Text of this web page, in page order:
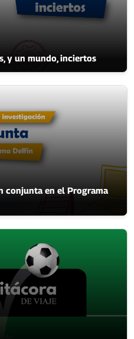
y un mundo, inciertos
conjunta en el Programa